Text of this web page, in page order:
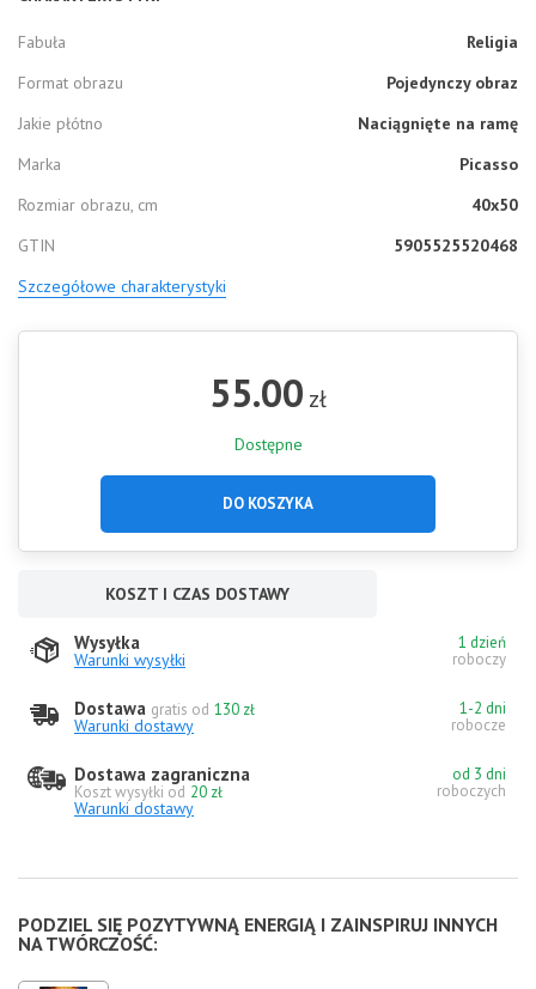
Fabuła
Religia
Format obrazu
Pojedynczy obraz
Jakie płótno
Naciągnięte na ramę
Marka
Picasso
Rozmiar obrazu, cm
40x50
GTIN
5905525520468
Szczegółowe charakterystyki
55.00 zł
Dostępne
DO KOSZYKA
KOSZT I CZAS DOSTAWY
Wysyłka
Warunki wysyłki
1 dzień
roboczy
Dostawa gratis od 130 zł
Warunki dostawy
1-2 dni
robocze
Dostawa zagraniczna
Koszt wysyłki od 20 zł
Warunki dostawy
od 3 dni
roboczych
PODZIEL SIĘ POZYTYWNĄ ENERGIĄ I ZAINSPIRUJ INNYCH
NA TWÓRCZOŚĆ: